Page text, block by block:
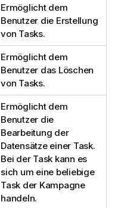
Ermöglicht dem
Benutzer die Erstellung
von Tasks.
Ermöglicht dem
Benutzer das Löschen
von Tasks.
Ermöglicht dem
Benutzer die
Bearbeitung der
Datensätze einer Task.
Bei der Task kann es
sich um eine beliebige
Task der Kampagne
handeln.